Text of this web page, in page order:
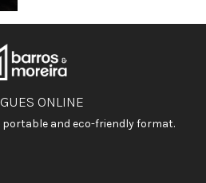
ONLINE
and eco-friendly format.